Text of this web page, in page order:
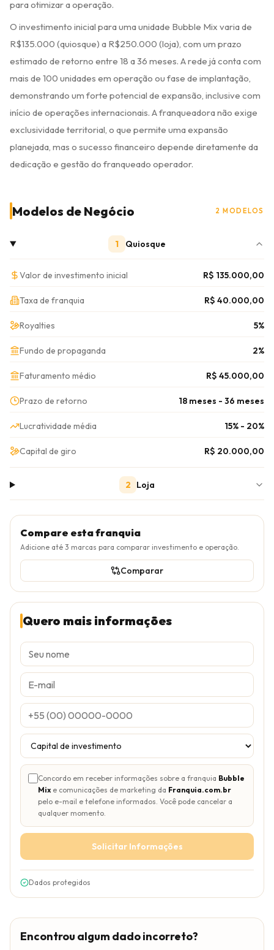
para otimizar a operação.
O investimento inicial para uma unidade Bubble Mix varia de
R$135.000 (quiosque) a R$250.000 (loja), com um prazo
estimado de retorno entre 18 a 36 meses. A rede já conta com
mais de 100 unidades em operação ou fase de implantação,
demonstrando um forte potencial de expansão, inclusive com
início de operações internacionais. A franqueadora não exige
exclusividade territorial, o que permite uma expansão
planejada, mas o sucesso financeiro depende diretamente da
dedicação e gestão do franqueado operador.
Modelos de Negócio 2 MODELOS
1 Quiosque
Valor de investimento inicial R$ 135.000,00
Taxa de franquia R$ 40.000,00
Royalties 5%
Fundo de propaganda 2%
Faturamento médio R$ 45.000,00
Prazo de retorno 18 meses - 36 meses
Lucratividade média 15% - 20%
Capital de giro R$ 20.000,00
2 Loja
Compare esta franquia
Adicione até 3 marcas para comparar investimento e operação.
Comparar
Quero mais informações
Concordo em receber informações sobre a franquia Bubble
Mixe comunicações de marketing da Franquia.com.br
pelo e-mail e telefone informados. Você pode cancelar a
qualquer momento.
Solicitar Informações
Dados protegidos
Encontrou algum dado incorreto?